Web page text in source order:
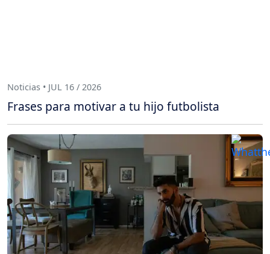
Noticias • JUL 16 / 2026
Frases para motivar a tu hijo futbolista